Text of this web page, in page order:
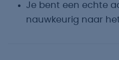
Je bent een echte
nauwkeurig naar